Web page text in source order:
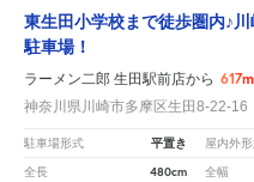
東生田小学校まで徒歩圏内♪
駐車場！
ラーメン二郎 生田駅前店から 617m
神奈川県川崎市多摩区生田8-22-16
駐車場形式 平置き 屋内外
全長 480cm 全幅